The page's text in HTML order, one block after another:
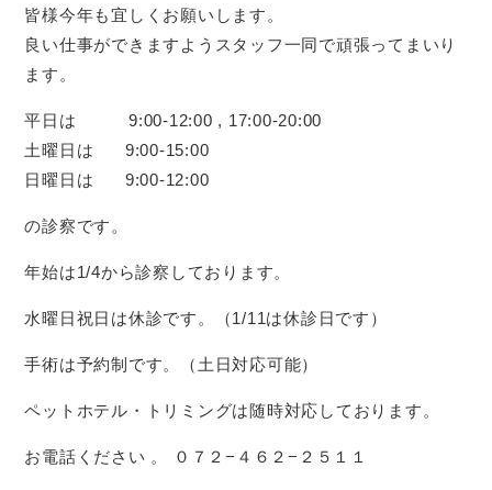
皆様今年も宜しくお願いします。
良い仕事ができますようスタッフ一同で頑張ってまいり
ます。
平日は 9:00-12:00 , 17:00-20:00
土曜日は 9:00-15:00
日曜日は 9:00-12:00
の診察です。
年始は1/4から診察しております。
水曜日祝日は休診です。（1/11は休診日です）
手術は予約制です。（土日対応可能）
ペットホテル・トリミングは随時対応しております。
お電話ください 。 ０７２−４６２−２５１１